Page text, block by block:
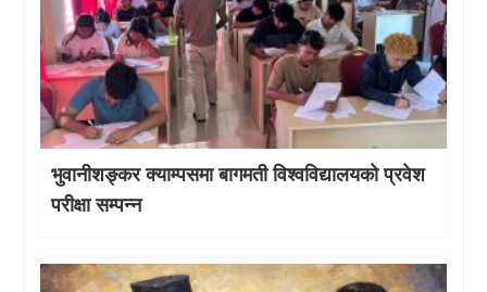
भुवानीशङ्कर क्याम्पसमा बागमती विश्वविद्यालयको प्रवेश
परीक्षा सम्पन्न